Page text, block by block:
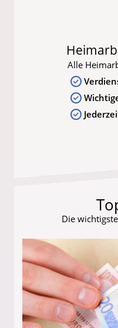
Alle
Die